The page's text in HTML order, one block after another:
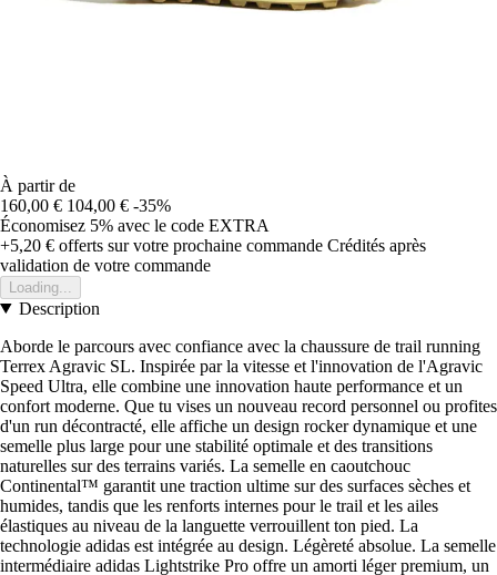
À partir de
160,00 € 104,00 € -35%
Économisez 5% avec le code EXTRA
+5,20 € offerts sur votre prochaine commande Crédités après
validation de votre commande
Loading...
Description
Aborde le parcours avec confiance avec la chaussure de trail running
Terrex Agravic SL. Inspirée par la vitesse et l'innovation de l'Agravic
Speed Ultra, elle combine une innovation haute performance et un
confort moderne. Que tu vises un nouveau record personnel ou profites
d'un run décontracté, elle affiche un design rocker dynamique et une
semelle plus large pour une stabilité optimale et des transitions
naturelles sur des terrains variés. La semelle en caoutchouc
Continental™ garantit une traction ultime sur des surfaces sèches et
humides, tandis que les renforts internes pour le trail et les ailes
élastiques au niveau de la languette verrouillent ton pied. La
technologie adidas est intégrée au design. Légèreté absolue. La semelle
intermédiaire adidas Lightstrike Pro offre un amorti léger premium, un